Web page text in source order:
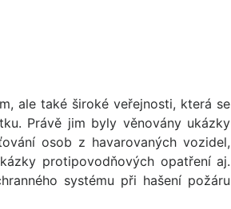
ale také široké veřejnosti, která se
Právě jim byly věnovány ukázky
osob z havarovaných vozidel,
protipovodňových opatření aj.
systému při hašení požáru